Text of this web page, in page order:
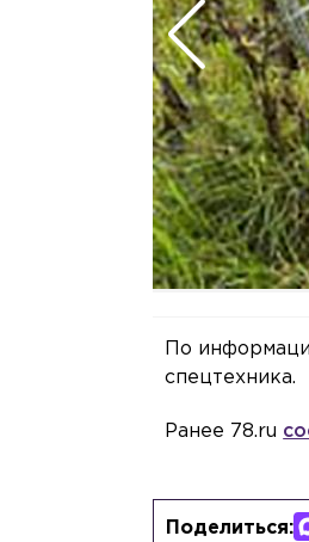
По
спецтехника.
Ранее 78.ru
Поделиться: